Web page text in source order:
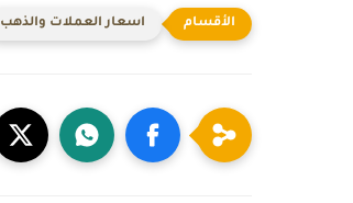
اسعار العملات والذهب